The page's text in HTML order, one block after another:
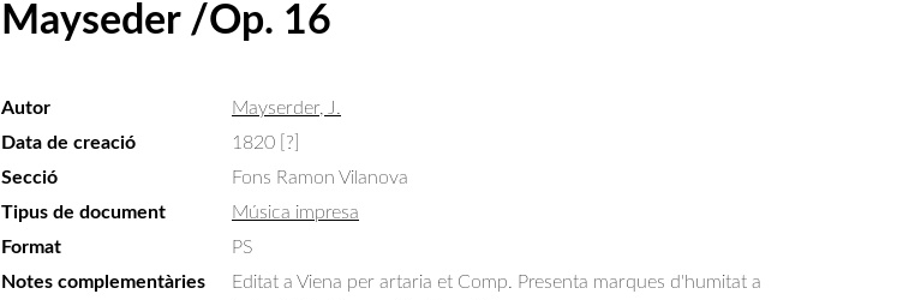
Mayseder /Op. 16
Autor
Mayserder, J.
Data de creació
1820 [?]
Secció
Fons Ramon Vilanova
Tipus de document
Música impresa
Format
PS
Notes complementàries
Editat a Viena per artaria et Comp. Presenta marques d'humitat a